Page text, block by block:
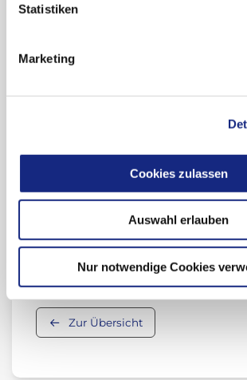
Statistiken
Marketing
Cookies zulassen
Auswahl erlauben
Nur notwendige Cookies
G-BA: Unterlagen
Übersicht zum Wirkstoff
AkdÄ)
Beitrag teilen:
Zur Übersicht